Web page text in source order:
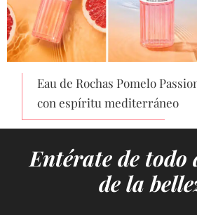
Eau de Rochas Pomelo
con espíritu mediterráneo
Entérate de todo
de la